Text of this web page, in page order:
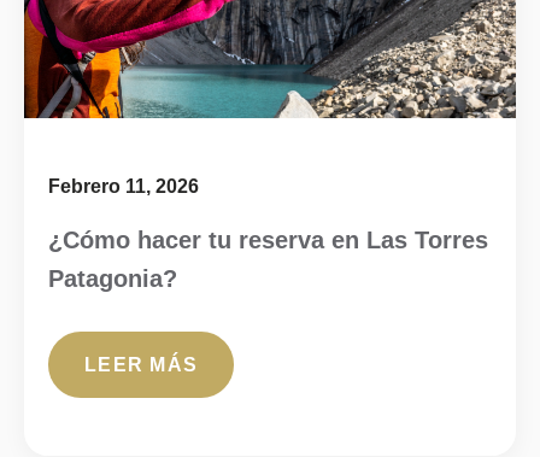
Febrero 11, 2026
¿Cómo hacer tu reserva en Las Torres
Patagonia?
LEER MÁS